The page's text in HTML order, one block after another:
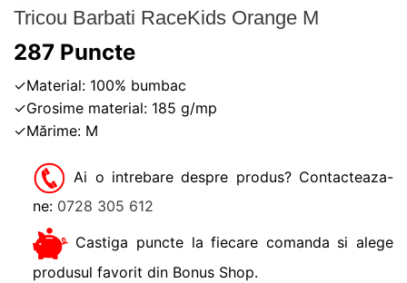
Tricou Barbati RaceKids Orange M
287 Puncte
✓Material: 100% bumbac
✓Grosime material: 185 g/mp
✓Mărime: M
Ai o intrebare despre produs? Contacteaza-
ne: 0728 305 612
Castiga puncte la fiecare comanda si alege
produsul favorit din Bonus Shop.